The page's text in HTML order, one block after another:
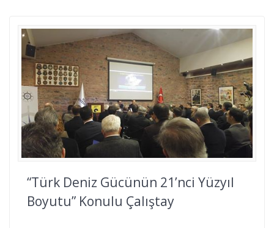
“Türk Deniz Gücünün 21’nci Yüzyıl
Boyutu” Konulu Çalıştay